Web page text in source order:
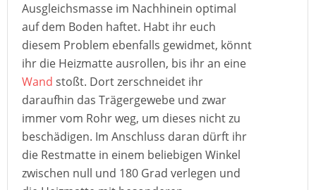
Ausgleichsmasse im Nachhinein optimal
auf dem Boden haftet. Habt ihr euch
diesem Problem ebenfalls gewidmet, könnt
ihr die Heizmatte ausrollen, bis ihr an eine
Wand stoßt. Dort zerschneidet ihr
daraufhin das Trägergewebe und zwar
immer vom Rohr weg, um dieses nicht zu
beschädigen. Im Anschluss daran dürft ihr
die Restmatte in einem beliebigen Winkel
zwischen null und 180 Grad verlegen und